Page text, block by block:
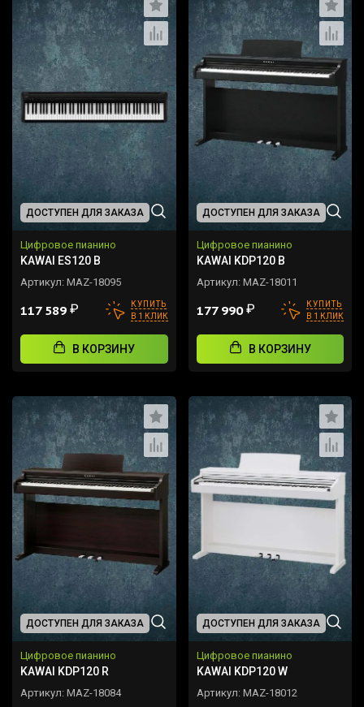
ДОСТУПЕН ДЛЯ ЗАКАЗА
Цифровое пианино
KAWAI ES120 B
Артикул: MAZ-18095
117 589 ₽
КУПИТЬ
В 1 КЛИК
В КОРЗИНУ
ДОСТУПЕН ДЛЯ ЗАКАЗА
Цифровое пианино
KAWAI KDP120 B
Артикул: MAZ-18011
177 990₽
КУПИТЬ
В 1 КЛИК
В КОРЗИНУ
ДОСТУПЕН ДЛЯ ЗАКАЗА
Цифровое пианино
KAWAI KDP120 R
Артикул: MAZ-18084
ДОСТУПЕН ДЛЯ ЗАКАЗА
Цифровое пианино
KAWAI KDP120 W
Артикул: MAZ-18012